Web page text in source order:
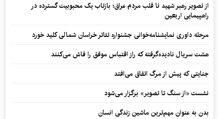
از تصویر رهبر شهید تا قلب مردم عراق؛ بازتاب یک محبوبیت گسترده در
راهپیمایی اربعین
مرحله داوری نمایشنامه‌خوانی جشنواره تئاتر خراسان شمالی کلید خورد
هشت سریال نادیده‌گرفته که راز اقتباس موفق را فاش می‌کنند
جنایتی که پیش از مرگ اتفاق می‌افتد
نشست «از سنگ تا تصویر» برگزار می‌شود
بدن به عنوان مهم‌ترین ماشین زندگی انسان